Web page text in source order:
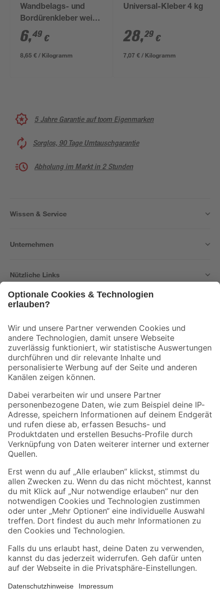
Wandbelags- und
Bordürenkleber weiß
750 g
6,49 €
8,65 € / Kilogramm
Universal-Kleber 4 kg
28,29 €
7,07 € / Kilogramm
5 Jahre Garantie auf toom Eigenmarken
Sorglos, 90 Tage Umtauschgarantie
Abholung im Markt in 2 Stunden
Wissen & Service
Unternehmen
Nützliche Links
Der toom Newsletter: Keine Angebote und Aktionen mehr verpassen!
Zur Newsletter Anmeldung
Folge uns
Zahlungsarten Versandarten
Sicher einkaufen
Jetzt die toom-App herunterladen
Alle Preisangaben in EUR inkl. gesetzl. MwSt.. Die dargestellten Angebote sind unter
Umständen nicht in allen Märkten verfügbar. Die angegebenen Verfügbarkeiten beziehen
Produkte nur solange der Vorrat reicht.